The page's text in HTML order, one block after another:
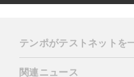
テンポがテストネットを
関連ニュース